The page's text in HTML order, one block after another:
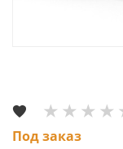
Под заказ